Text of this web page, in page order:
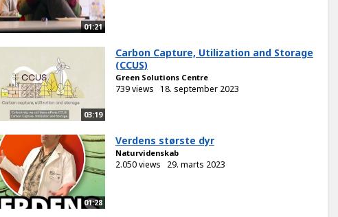
01:21
03:19
Carbon Capture, Utilization and Storage
(CCUS)
Green Solutions Centre
739 views 18. september 2023
01:28
Verdens største dyr
Naturvidenskab
2.050 views 29. marts 2023